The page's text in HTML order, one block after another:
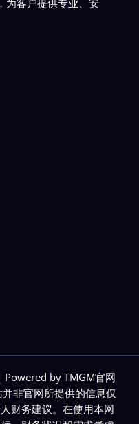
by TMGM官网
非官网所提供的信息仅
财务建议。在使用本网